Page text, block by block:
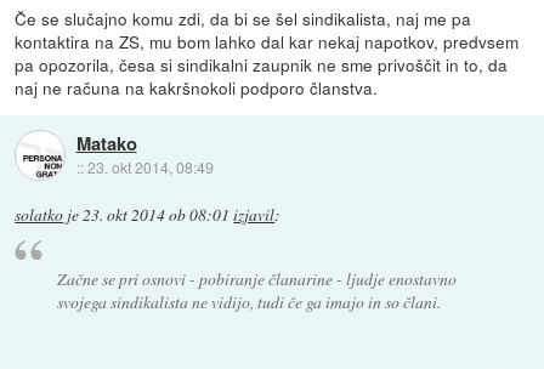
Če se slučajno komu zdi, da bi se šel sindikalista, naj me pa
kontaktira na ZS, mu bom lahko dal kar nekaj napotkov, predvsem
pa opozorila, česa si sindikalni zaupnik ne sme privoščit in to, da
naj ne računa na kakršnokoli podporo članstva.
Matako
::23. okt 2014, 08:49
solatko je23. okt 2014 ob 08:01 izjavil:
Začne se pri osnovi - pobiranje članarine - ljudje enostavno
svojega sindikalista ne vidijo, tudi če ga imajo in so člani.